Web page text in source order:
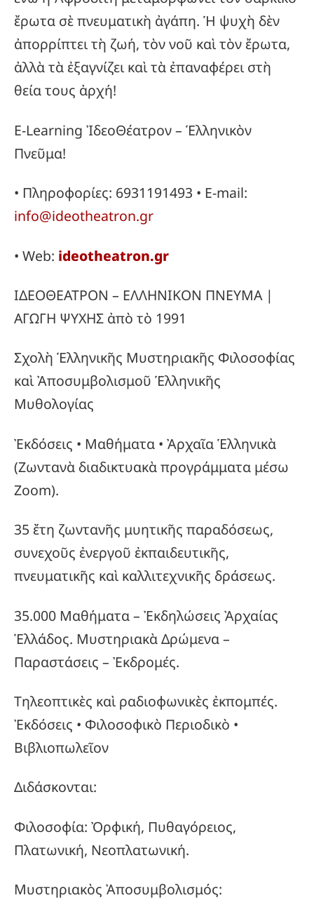
ἔρωτα σὲ πνευματικὴ ἀγάπη. Ἡ ψυχὴ δὲν
ἀπορρίπτει τὴ ζωή, τὸν νοῦ καὶ τὸν ἔρωτα,
ἀλλὰ τὰ ἐξαγνίζει καὶ τὰ ἐπαναφέρει στὴ
θεία τους ἀρχή!
E-Learning ἸδεοΘέατρον – Ἑλληνικὸν
Πνεῦμα!
• Πληροφορίες: 6931191493 • E-mail:
info@ideotheatron.gr
• Web: ideotheatron.gr
ΙΔΕΟΘΕΑΤΡΟΝ – ΕΛΛΗΝΙΚΟΝ ΠΝΕΥΜΑ |
ΑΓΩΓΗ ΨΥΧΗΣ ἀπὸ τὸ 1991
Σχολὴ Ἑλληνικῆς Μυστηριακῆς Φιλοσοφίας
καὶ Ἀποσυμβολισμοῦ Ἑλληνικῆς
Μυθολογίας
Ἐκδόσεις • Μαθήματα • Ἀρχαῖα Ἑλληνικὰ
(Ζωντανὰ διαδικτυακὰ προγράμματα μέσω
Zoom).
35 ἔτη ζωντανῆς μυητικῆς παραδόσεως,
συνεχοῦς ἐνεργοῦ ἐκπαιδευτικῆς,
πνευματικῆς καὶ καλλιτεχνικῆς δράσεως.
35.000 Μαθήματα – Ἐκδηλώσεις Ἀρχαίας
Ἑλλάδος. Μυστηριακὰ Δρώμενα –
Παραστάσεις – Ἐκδρομές.
Τηλεοπτικὲς καὶ ραδιοφωνικὲς ἐκπομπές.
Ἐκδόσεις • Φιλοσοφικὸ Περιοδικὸ •
Βιβλιοπωλεῖον
Διδάσκονται:
Φιλοσοφία: Ὀρφική, Πυθαγόρειος,
Πλατωνική, Νεοπλατωνική.
Μυστηριακὸς Ἀποσυμβολισμός: